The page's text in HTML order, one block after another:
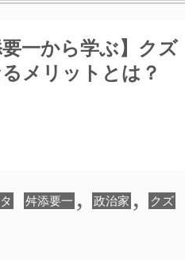
要一から学ぶ】クズ
メリットとは？
舛添要一 , 政治家 , クズ